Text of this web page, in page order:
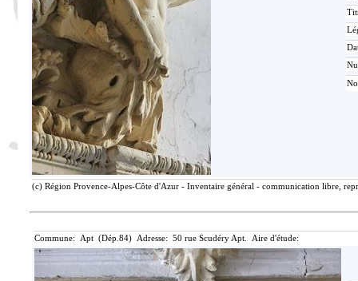
(c) Région Provence-Alpes-Côte d'Azur - Inventaire général - communication libre,
Commune: Apt (Dép.84) Adresse: 50 rue Scudéry Apt. Aire d'étude: